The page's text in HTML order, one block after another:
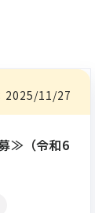
2025/11/27
≫（令和6